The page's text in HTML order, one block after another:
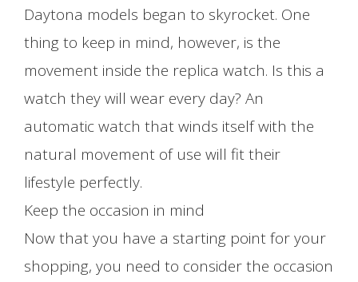
Daytona models began to skyrocket. One
thing to keep in mind, however, is the
movement inside the replica watch. Is this a
watch they will wear every day? An
automatic watch that winds itself with the
natural movement of use will fit their
lifestyle perfectly.
Keep the occasion in mind
Now that you have a starting point for your
shopping, you need to consider the occasion